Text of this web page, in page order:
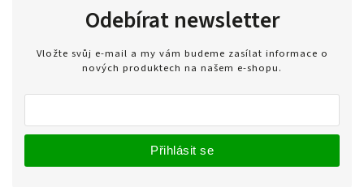
Odebírat newsletter
Vložte svůj e-mail a my vám budeme zasílat informace o
nových produktech na našem e-shopu.
Přihlásit se